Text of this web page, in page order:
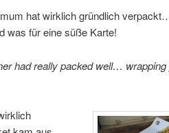
hat wirklich gründlich
was für eine süße Karte!
had really packed well…